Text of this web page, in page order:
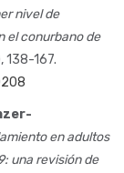
nivel de
el conurbano de
138-167.
en adultos
una revisión de